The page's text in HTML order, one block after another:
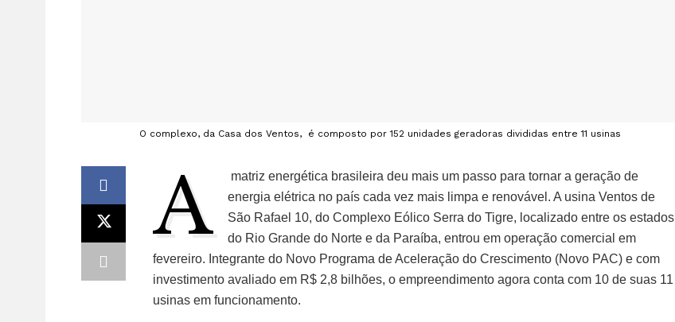
O complexo, da Casa dos Ventos, é composto por 152 unidades geradoras divididas entre 11 usinas
A
matriz energética brasileira deu mais um passo para tornar a geração de
energia elétrica no país cada vez mais limpa e renovável. A usina Ventos de
São Rafael 10, do Complexo Eólico Serra do Tigre, localizado entre os estados
do Rio Grande do Norte e da Paraíba, entrou em operação comercial em
fevereiro. Integrante do Novo Programa de Aceleração do Crescimento (Novo PAC) e com
investimento avaliado em R$ 2,8 bilhões, o empreendimento agora conta com 10 de suas 11
usinas em funcionamento.